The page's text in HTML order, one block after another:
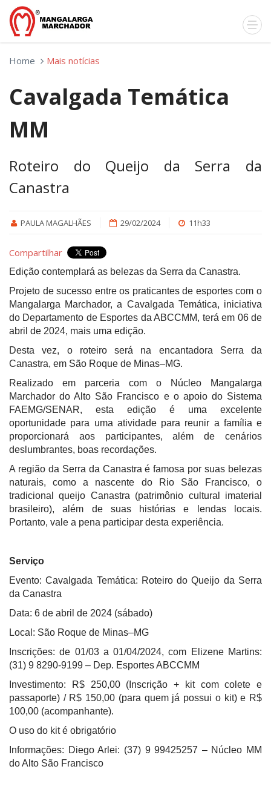
Home Mais notícias
Cavalgada Temática
MM
Roteiro do Queijo da Serra da
Canastra
PAULA MAGALHÃES 29/02/2024 11h33
Compartilhar
Edição contemplará as belezas da Serra da Canastra.
Projeto de sucesso entre os praticantes de esportes com o
Mangalarga Marchador, a Cavalgada Temática, iniciativa
do Departamento de Esportes da ABCCMM, terá em 06 de
abril de 2024, mais uma edição.
Desta vez, o roteiro será na encantadora Serra da
Canastra, em São Roque de Minas–MG.
Realizado em parceria com o Núcleo Mangalarga
Marchador do Alto São Francisco e o apoio do Sistema
FAEMG/SENAR, esta edição é uma excelente
oportunidade para uma atividade para reunir a família e
proporcionará aos participantes, além de cenários
deslumbrantes, boas recordações.
A região da Serra da Canastra é famosa por suas belezas
naturais, como a nascente do Rio São Francisco, o
tradicional queijo Canastra (patrimônio cultural imaterial
brasileiro), além de suas histórias e lendas locais.
Portanto, vale a pena participar desta experiência.
Serviço
Evento: Cavalgada Temática: Roteiro do Queijo da Serra
da Canastra
Data: 6 de abril de 2024 (sábado)
Local: São Roque de Minas–MG
Inscrições: de 01/03 a 01/04/2024, com Elizene Martins:
(31) 9 8290-9199 – Dep. Esportes ABCCMM
Investimento: R$ 250,00 (Inscrição + kit com colete e
passaporte) / R$ 150,00 (para quem já possui o kit) e R$
100,00 (acompanhante).
O uso do kit é obrigatório
Informações: Diego Arlei: (37) 9 99425257 – Núcleo MM
do Alto São Francisco